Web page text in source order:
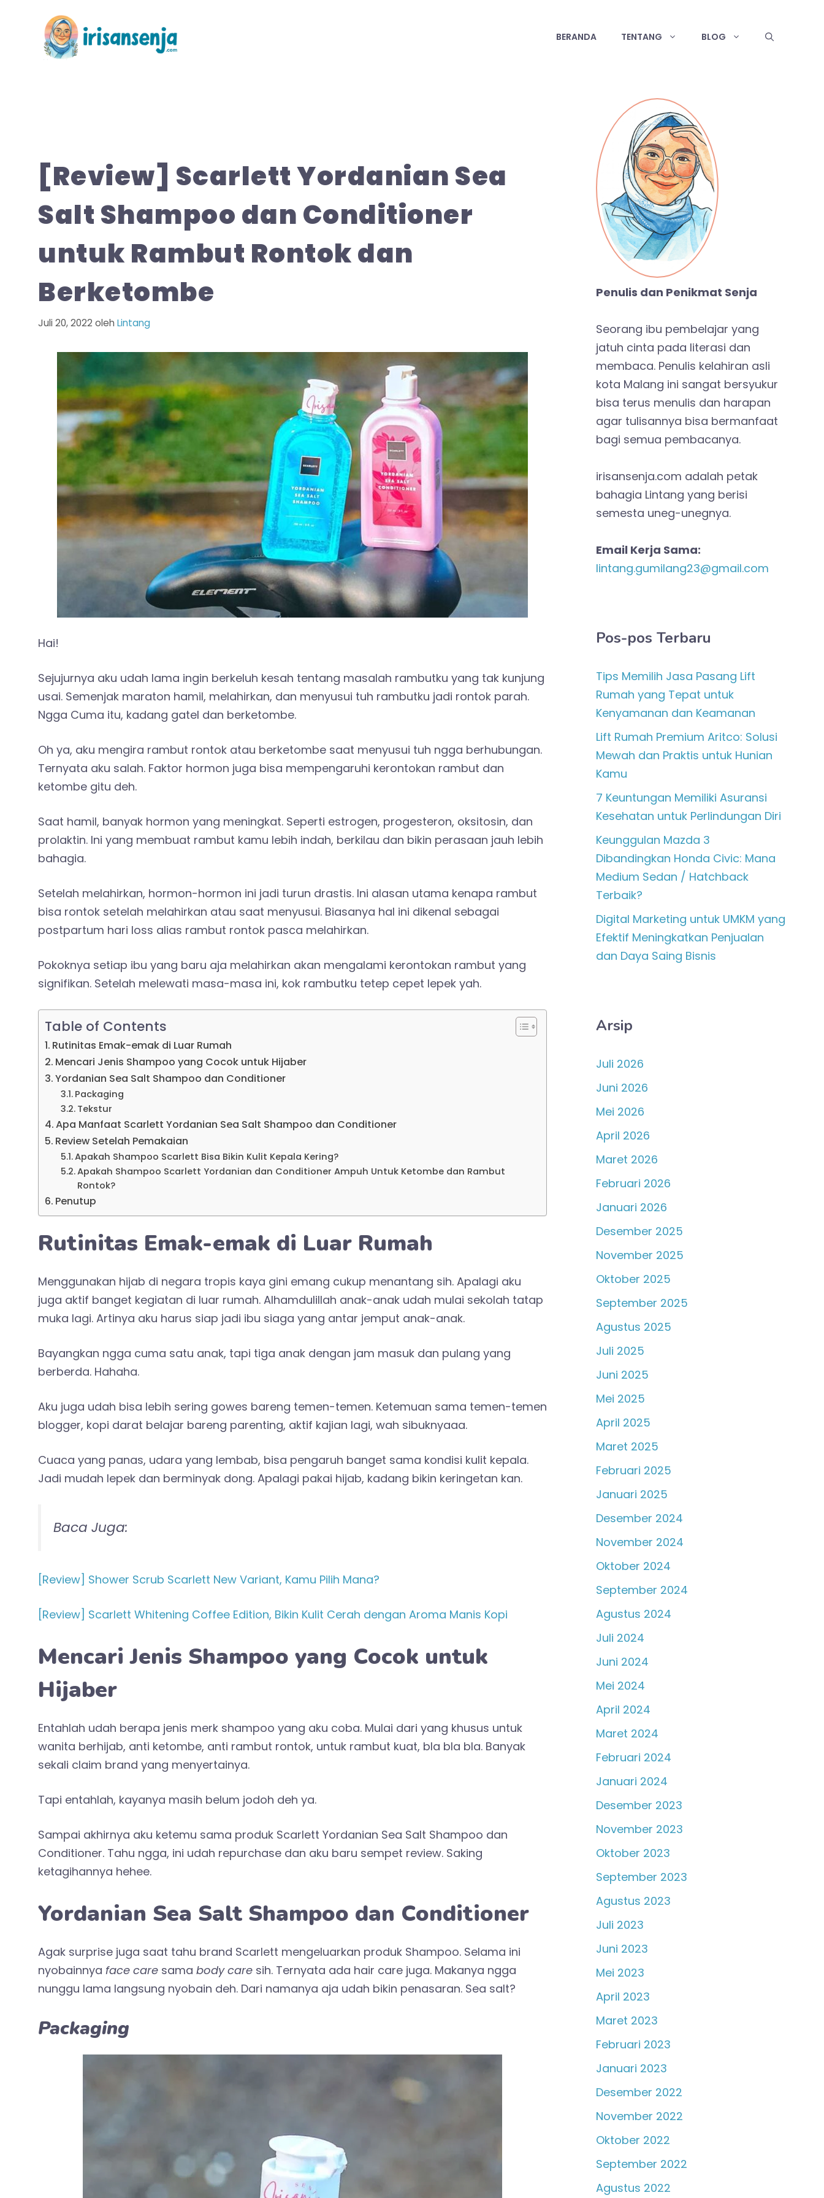
BERANDA TENTANG BLOG
[Review] Scarlett Yordanian Sea
Salt Shampoo dan Conditioner
untuk Rambut Rontok dan
Berketombe
Juli 20, 2022 oleh Lintang
Hai!
Sejujurnya aku udah lama ingin berkeluh kesah tentang masalah rambutku yang tak kunjung
usai. Semenjak maraton hamil, melahirkan, dan menyusui tuh rambutku jadi rontok parah.
Ngga Cuma itu, kadang gatel dan berketombe.
Oh ya, aku mengira rambut rontok atau berketombe saat menyusui tuh ngga berhubungan.
Ternyata aku salah. Faktor hormon juga bisa mempengaruhi kerontokan rambut dan
ketombe gitu deh.
Saat hamil, banyak hormon yang meningkat. Seperti estrogen, progesteron, oksitosin, dan
prolaktin. Ini yang membuat rambut kamu lebih indah, berkilau dan bikin perasaan jauh lebih
bahagia.
Setelah melahirkan, hormon-hormon ini jadi turun drastis. Ini alasan utama kenapa rambut
bisa rontok setelah melahirkan atau saat menyusui. Biasanya hal ini dikenal sebagai
postpartum hari loss alias rambut rontok pasca melahirkan.
Pokoknya setiap ibu yang baru aja melahirkan akan mengalami kerontokan rambut yang
signifikan. Setelah melewati masa-masa ini, kok rambutku tetep cepet lepek yah.
Table of Contents
Rutinitas Emak-emak di Luar Rumah
Mencari Jenis Shampoo yang Cocok untuk Hijaber
Yordanian Sea Salt Shampoo dan Conditioner
Packaging
Tekstur
Apa Manfaat Scarlett Yordanian Sea Salt Shampoo dan Conditioner
Review Setelah Pemakaian
Apakah Shampoo Scarlett Bisa Bikin Kulit Kepala Kering?
Apakah Shampoo Scarlett Yordanian dan Conditioner Ampuh Untuk Ketombe dan Rambut
Rontok?
Penutup
Rutinitas Emak-emak di Luar Rumah
Menggunakan hijab di negara tropis kaya gini emang cukup menantang sih. Apalagi aku
juga aktif banget kegiatan di luar rumah. Alhamdulillah anak-anak udah mulai sekolah tatap
muka lagi. Artinya aku harus siap jadi ibu siaga yang antar jemput anak-anak.
Bayangkan ngga cuma satu anak, tapi tiga anak dengan jam masuk dan pulang yang
berberda. Hahaha.
Aku juga udah bisa lebih sering gowes bareng temen-temen. Ketemuan sama temen-temen
blogger, kopi darat belajar bareng parenting, aktif kajian lagi, wah sibuknyaaa.
Cuaca yang panas, udara yang lembab, bisa pengaruh banget sama kondisi kulit kepala.
Jadi mudah lepek dan berminyak dong. Apalagi pakai hijab, kadang bikin keringetan kan.
‎Baca Juga:
[Review] Shower Scrub Scarlett New Variant, Kamu Pilih Mana?
[Review] Scarlett Whitening Coffee Edition, Bikin Kulit Cerah dengan Aroma Manis Kopi
Mencari Jenis Shampoo yang Cocok untuk
Hijaber
Entahlah udah berapa jenis merk shampoo yang aku coba. Mulai dari yang khusus untuk
wanita berhijab, anti ketombe, anti rambut rontok, untuk rambut kuat, bla bla bla. Banyak
sekali claim brand yang menyertainya.
Tapi entahlah, kayanya masih belum jodoh deh ya.
Sampai akhirnya aku ketemu sama produk Scarlett Yordanian Sea Salt Shampoo dan
Conditioner. Tahu ngga, ini udah repurchase dan aku baru sempet review. Saking
ketagihannya hehee.
Yordanian Sea Salt Shampoo dan Conditioner
Agak surprise juga saat tahu brand Scarlett mengeluarkan produk Shampoo. Selama ini
nyobainnya face care sama body care sih. Ternyata ada hair care juga. Makanya ngga
nunggu lama langsung nyobain deh. Dari namanya aja udah bikin penasaran. Sea salt?
Packaging
Penulis dan Penikmat Senja
Seorang ibu pembelajar yang
jatuh cinta pada literasi dan
membaca. Penulis kelahiran asli
kota Malang ini sangat bersyukur
bisa terus menulis dan harapan
agar tulisannya bisa bermanfaat
bagi semua pembacanya.
irisansenja.com adalah petak
bahagia Lintang yang berisi
semesta uneg-unegnya.
Email Kerja Sama:
lintang.gumilang23@gmail.com
Pos-pos Terbaru
Tips Memilih Jasa Pasang Lift
Rumah yang Tepat untuk
Kenyamanan dan Keamanan
Lift Rumah Premium Aritco: Solusi
Mewah dan Praktis untuk Hunian
Kamu
7 Keuntungan Memiliki Asuransi
Kesehatan untuk Perlindungan Diri
Keunggulan Mazda 3
Dibandingkan Honda Civic: Mana
Medium Sedan / Hatchback
Terbaik?
Digital Marketing untuk UMKM yang
Efektif Meningkatkan Penjualan
dan Daya Saing Bisnis
Arsip
Juli 2026
Juni 2026
Mei 2026
April 2026
Maret 2026
Februari 2026
Januari 2026
Desember 2025
November 2025
Oktober 2025
September 2025
Agustus 2025
Juli 2025
Juni 2025
Mei 2025
April 2025
Maret 2025
Februari 2025
Januari 2025
Desember 2024
November 2024
Oktober 2024
September 2024
Agustus 2024
Juli 2024
Juni 2024
Mei 2024
April 2024
Maret 2024
Februari 2024
Januari 2024
Desember 2023
November 2023
Oktober 2023
September 2023
Agustus 2023
Juli 2023
Juni 2023
Mei 2023
April 2023
Maret 2023
Februari 2023
Januari 2023
Desember 2022
November 2022
Oktober 2022
September 2022
Agustus 2022